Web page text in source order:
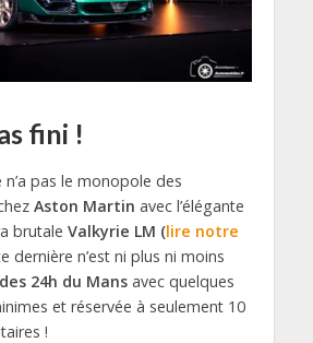
fini !
n’a pas le monopole des
Aston Martin avec l’élégante
brutale Valkyrie LM (lire notre
dernière n’est ni plus ni moins
24h du Mansavec quelques
et réservée à seulement 10
!